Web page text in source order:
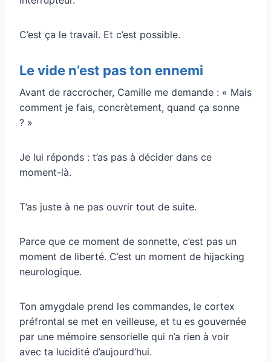
C’est ça le travail. Et c’est possible.
Le vide n’est pas ton ennemi
Avant de raccrocher, Camille me demande : « Mais
comment je fais, concrètement, quand ça sonne
? »
Je lui réponds : t’as pas à décider dans ce
moment-là.
T’as juste à ne pas ouvrir tout de suite.
Parce que ce moment de sonnette, c’est pas un
moment de liberté. C’est un moment de hijacking
neurologique.
Ton amygdale prend les commandes, le cortex
préfrontal se met en veilleuse, et tu es gouvernée
par une mémoire sensorielle qui n’a rien à voir
avec ta lucidité d’aujourd’hui.